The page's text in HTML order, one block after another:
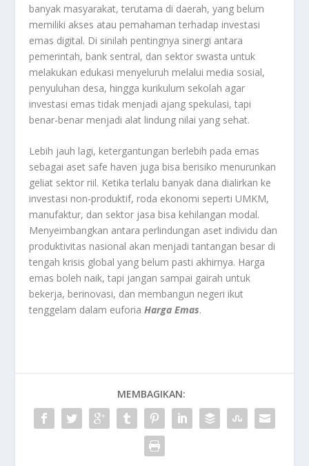
banyak masyarakat, terutama di daerah, yang belum
memiliki akses atau pemahaman terhadap investasi
emas digital. Di sinilah pentingnya sinergi antara
pemerintah, bank sentral, dan sektor swasta untuk
melakukan edukasi menyeluruh melalui media sosial,
penyuluhan desa, hingga kurikulum sekolah agar
investasi emas tidak menjadi ajang spekulasi, tapi
benar-benar menjadi alat lindung nilai yang sehat.
Lebih jauh lagi, ketergantungan berlebih pada emas
sebagai aset safe haven juga bisa berisiko menurunkan
geliat sektor riil. Ketika terlalu banyak dana dialirkan ke
investasi non-produktif, roda ekonomi seperti UMKM,
manufaktur, dan sektor jasa bisa kehilangan modal.
Menyeimbangkan antara perlindungan aset individu dan
produktivitas nasional akan menjadi tantangan besar di
tengah krisis global yang belum pasti akhirnya. Harga
emas boleh naik, tapi jangan sampai gairah untuk
bekerja, berinovasi, dan membangun negeri ikut
tenggelam dalam euforiaHarga Emas.
MEMBAGIKAN: